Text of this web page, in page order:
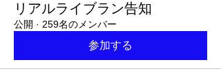
リアルライブラン告知
公開 · 259名のメンバー
参加する